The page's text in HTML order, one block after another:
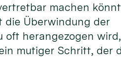
machen
die Überwindung der
oft herangezogen
mutiger Schritt, der